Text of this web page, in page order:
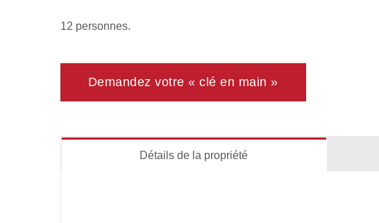
12 personnes.
Demandez votre « clé en main »
Détails de la propriété